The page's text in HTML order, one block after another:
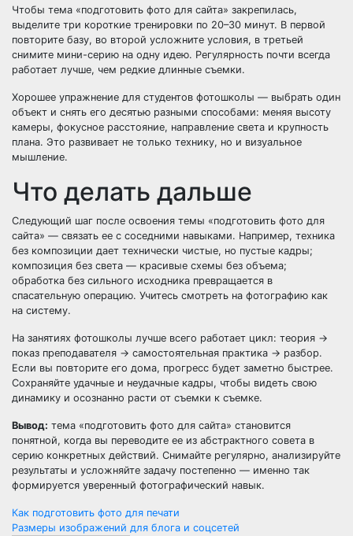
Чтобы тема «подготовить фото для сайта» закрепилась,
выделите три короткие тренировки по 20–30 минут. В первой
повторите базу, во второй усложните условия, в третьей
снимите мини-серию на одну идею. Регулярность почти всегда
работает лучше, чем редкие длинные съемки.
Хорошее упражнение для студентов фотошколы — выбрать один
объект и снять его десятью разными способами: меняя высоту
камеры, фокусное расстояние, направление света и крупность
плана. Это развивает не только технику, но и визуальное
мышление.
Что делать дальше
Следующий шаг после освоения темы «подготовить фото для
сайта» — связать ее с соседними навыками. Например, техника
без композиции дает технически чистые, но пустые кадры;
композиция без света — красивые схемы без объема;
обработка без сильного исходника превращается в
спасательную операцию. Учитесь смотреть на фотографию как
на систему.
На занятиях фотошколы лучше всего работает цикл: теория →
показ преподавателя → самостоятельная практика → разбор.
Если вы повторите его дома, прогресс будет заметно быстрее.
Сохраняйте удачные и неудачные кадры, чтобы видеть свою
динамику и осознанно расти от съемки к съемке.
Вывод: тема «подготовить фото для сайта» становится
понятной, когда вы переводите ее из абстрактного совета в
серию конкретных действий. Снимайте регулярно, анализируйте
результаты и усложняйте задачу постепенно — именно так
формируется уверенный фотографический навык.
Навигация
Как подготовить фото для печати
Размеры изображений для блога и соцсетей